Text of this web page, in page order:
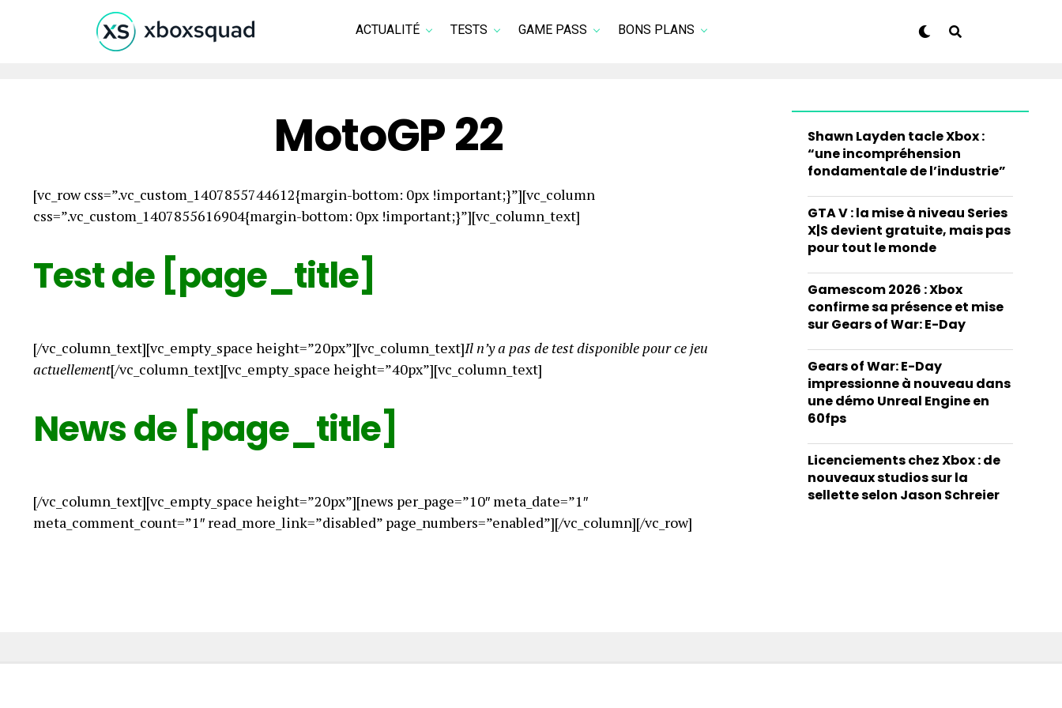
ACTUALITÉ TESTS GAME PASS BONS PLANS
MotoGP 22
[vc_row css=”.vc_custom_1407855744612{margin-bottom: 0px !important;}”][vc_column
css=”.vc_custom_1407855616904{margin-bottom: 0px !important;}”][vc_column_text]
Test de [page_title]
[/vc_column_text][vc_empty_space height=”20px”][vc_column_text]Il n’y a pas de test disponible pour ce jeu
actuellement[/vc_column_text][vc_empty_space height=”40px”][vc_column_text]
News de [page_title]
[/vc_column_text][vc_empty_space height=”20px”][news per_page=”10″ meta_date=”1″
meta_comment_count=”1″ read_more_link=”disabled” page_numbers=”enabled”][/vc_column][/vc_row]
Shawn Layden tacle Xbox :
“une incompréhension
fondamentale de l’industrie”
GTA V : la mise à niveau Series
X|S devient gratuite, mais pas
pour tout le monde
Gamescom 2026 : Xbox
confirme sa présence et mise
sur Gears of War: E-Day
Gears of War: E-Day
impressionne à nouveau dans
une démo Unreal Engine en
60fps
Licenciements chez Xbox : de
nouveaux studios sur la
sellette selon Jason Schreier